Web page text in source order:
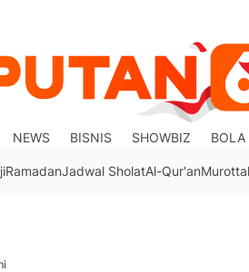
NEWS BISNIS SHOWBIZ BOLA
RamadanJadwal SholatAl-Qur'an